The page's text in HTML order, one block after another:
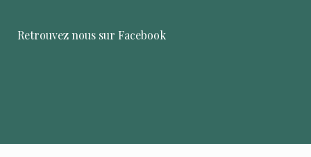
Retrouvez nous sur Facebook